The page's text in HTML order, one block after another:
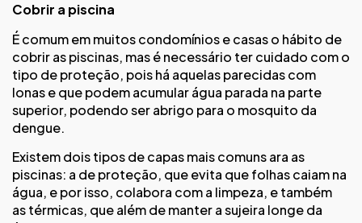
Cobrir a piscina
É comum em muitos condomínios e casas o hábito de
cobrir as piscinas, mas é necessário ter cuidado com o
tipo de proteção, pois há aquelas parecidas com
lonas e que podem acumular água parada na parte
superior, podendo ser abrigo para o mosquito da
dengue.
Existem dois tipos de capas mais comuns ara as
piscinas: a de proteção, que evita que folhas caiam na
água, e por isso, colabora com a limpeza, e também
as térmicas, que além de manter a sujeira longe da